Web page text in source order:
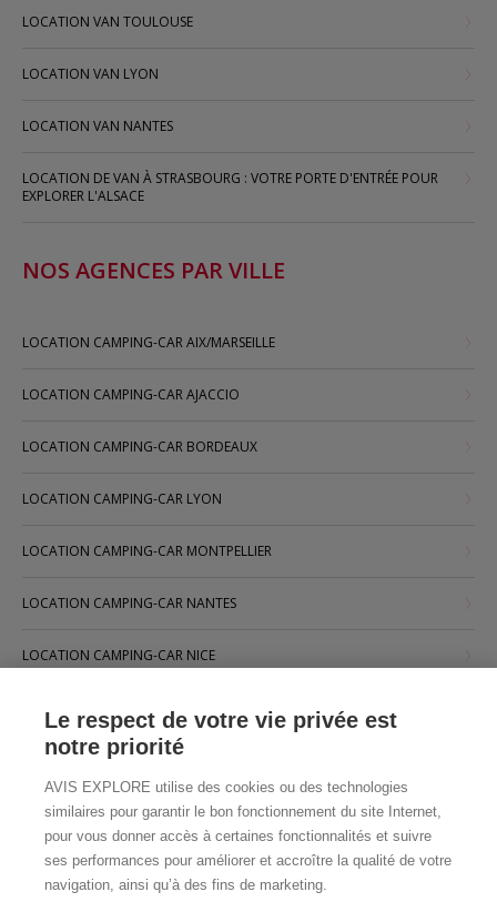
LOCATION VAN TOULOUSE
LOCATION VAN LYON
LOCATION VAN NANTES
LOCATION DE VAN À STRASBOURG : VOTRE PORTE D'ENTRÉE POUR
EXPLORER L'ALSACE
NOS AGENCES PAR VILLE
LOCATION CAMPING-CAR AIX/MARSEILLE
LOCATION CAMPING-CAR AJACCIO
LOCATION CAMPING-CAR BORDEAUX
LOCATION CAMPING-CAR LYON
LOCATION CAMPING-CAR MONTPELLIER
LOCATION CAMPING-CAR NANTES
LOCATION CAMPING-CAR NICE
LOCATION CAMPING-CAR PARIS
LOCATION CAMPING-CAR STRASBOURG
LOCATION CAMPING-CAR TOULOUSE
Le respect de votre vie privée est
notre priorité
AVIS EXPLORE utilise des cookies ou des technologies
similaires pour garantir le bon fonctionnement du site Internet,
pour vous donner accès à certaines fonctionnalités et suivre
ses performances pour améliorer et accroître la qualité de votre
navigation, ainsi qu’à des fins de marketing.